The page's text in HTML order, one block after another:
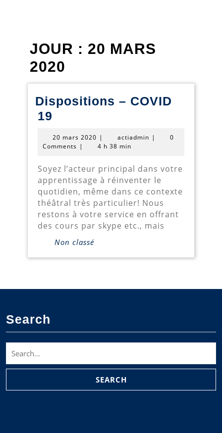
JOUR : 20 MARS
2020
Dispositions – COVID
19
COVID
20 mars 2020 20
mars
| actiadmin actiadmin
|
0
Comments | 4 h 38 min
Soyez l’acteur principal dans votre
apprentissage à réinventer le
quotidien, même dans ce contexte
théâtral très particulier! Nous
restons à votre service en offrant
des cours par skype etc., mais
Non classé
Search
for: